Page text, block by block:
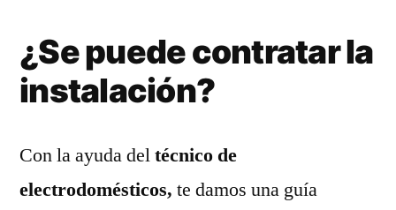
¿Se puede contratar la
instalación?
Con la ayuda deltécnico de
electrodomésticos, te damos una guía